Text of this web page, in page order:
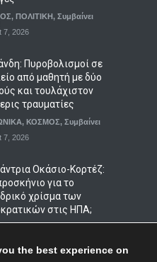
μπαίνει στην εποχή
August 8, 2026
, ΠΟΛΙΤΙΚΗ, Συμβαίνει
7, 2026
Πυροβολισμοί σε
από μαθητή με δύο
και τουλάχιστον
τραυματίες
, ΚΟΣΜΟΣ, Συμβαίνει
7, 2026
Οκάσιο-Κορτέζ:
για το
χρίσμα των
στις ΗΠΑ;
the best experience on